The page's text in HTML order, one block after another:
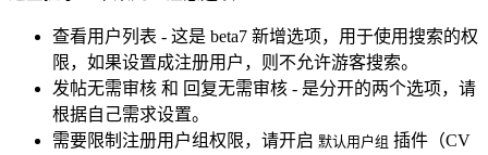
查看用户列表 - 这是 beta7 新增选项，用于使用搜索的权
限，如果设置成注册用户，则不允许游客搜索。
发帖无需审核 和 回复无需审核 - 是分开的两个选项，请
根据自己需求设置。
需要限制注册用户组权限，请开启 默认用户组 插件（CV